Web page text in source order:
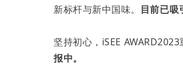
新标杆与新中国味。 目前已吸
坚持初心，iSEE
报中。